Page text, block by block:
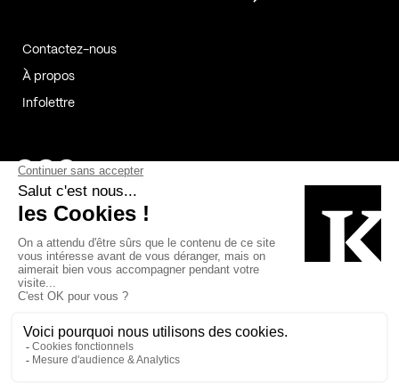
Contactez-nous
À propos
Infolettre
Page Facebook de Kollectif
Page Instagram de Kollectif
Page Linkedin de Kollectif
Bâtiment-Durable-Québec-1
Esquisses-1
MP-1 v2com-1